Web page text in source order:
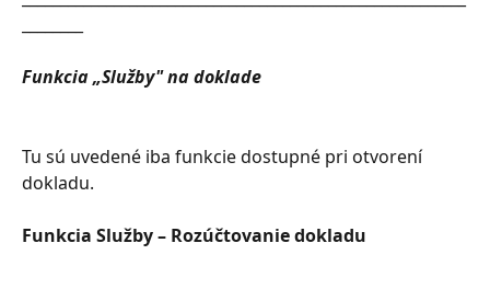
Funkcia „Služby" na doklade
Tu sú uvedené iba funkcie dostupné pri otvorení
dokladu.
Funkcia Služby – Rozúčtovanie dokladu